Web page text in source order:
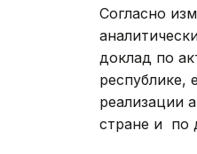
Согласно
доклад по
республике,
реализации
стране и по